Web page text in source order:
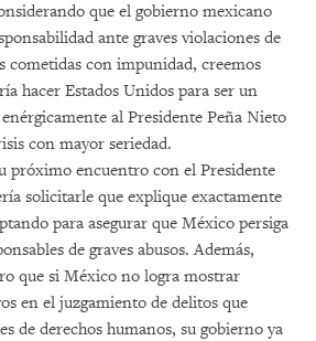
que el gobierno mexicano
ante graves violaciones de
cometidas con impunidad, creemos
hacer Estados Unidos para ser un
al Presidente Peña Nieto
con mayor seriedad.
próximo encuentro con el Presidente
solicitarle que explique exactamente
para asegurar que México persiga
de graves abusos. Además,
que si México no logra mostrar
en el juzgamiento de delitos que
de derechos humanos, su gobierno ya